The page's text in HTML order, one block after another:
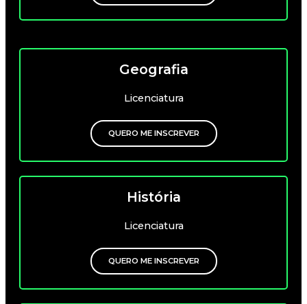
Geografia
Licenciatura
QUERO ME INSCREVER
História
Licenciatura
QUERO ME INSCREVER